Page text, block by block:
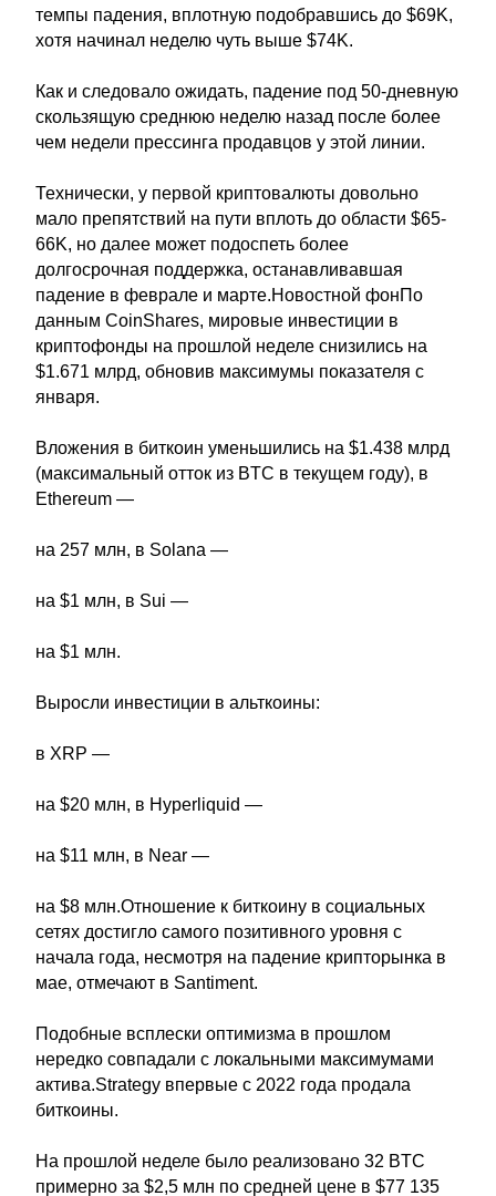
темпы падения, вплотную подобравшись до $69K,
хотя начинал неделю чуть выше $74K.
Как и следовало ожидать, падение под 50-дневную
скользящую среднюю неделю назад после более
чем недели прессинга продавцов у этой линии.
Технически, у первой криптовалюты довольно
мало препятствий на пути вплоть до области $65-
66K, но далее может подоспеть более
долгосрочная поддержка, останавливавшая
падение в феврале и марте.Новостной фонПо
данным CoinShares, мировые инвестиции в
криптофонды на прошлой неделе снизились на
$1.671 млрд, обновив максимумы показателя с
января.
Вложения в биткоин уменьшились на $1.438 млрд
(максимальный отток из BTC в текущем году), в
Ethereum —
на 257 млн, в Solana —
на $1 млн, в Sui —
на $1 млн.
Выросли инвестиции в альткоины:
в XRP —
на $20 млн, в Hyperliquid —
на $11 млн, в Near —
на $8 млн.Отношение к биткоину в социальных
сетях достигло самого позитивного уровня с
начала года, несмотря на падение крипторынка в
мае, отмечают в Santiment.
Подобные всплески оптимизма в прошлом
нередко совпадали с локальными максимумами
актива.Strategy впервые с 2022 года продала
биткоины.
На прошлой неделе было реализовано 32 BTC
примерно за $2,5 млн по средней цене в $77 135